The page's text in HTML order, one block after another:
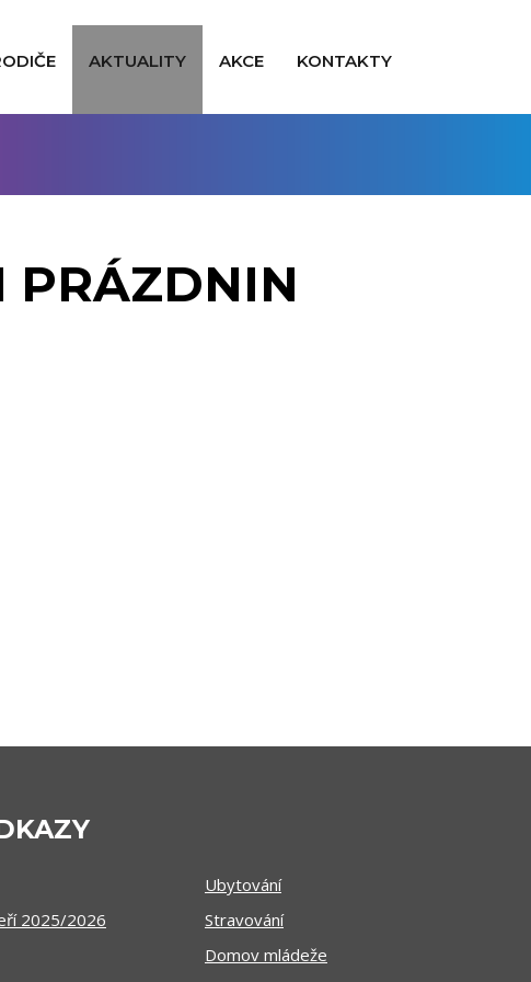
AKTUALITY AKCE KONTAKTY
PRÁZDNIN
2025/2026
Ubytování
Stravování
Domov mládeže